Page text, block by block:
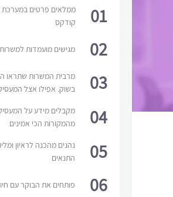
01
ממלאים פרטים במערכת
קודקס
02 מגישים מועמדות
03
מרבית המשרות שתראו
בשוק. אפילו אצל
04
מקבלים מידע על
מהמקורות הכי אמינים
05
נהנים מהכנה לראיון
התנאים
06 פותחים את הבוקר עם